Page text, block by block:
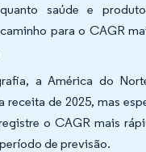
saúde e
para o CAGR
a América do
receita de 2025, mas
o CAGR mais
de previsão.